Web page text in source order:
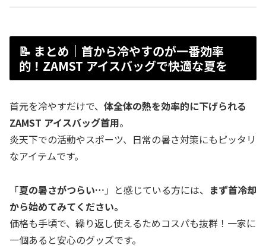
📝 まとめ｜首から冷やすのが一番効率
的！ZAMST アイスバッグで快適な夏を
首元を冷やすだけで、 体全体の熱を効率的に下げられる
ZAMST アイスバッグ首用。
炎天下での活動やスポーツ、日常の暑さ対策にもピッタリ
なアイテムです。
「夏の暑さがつらい… 」と感じている方には、 まず首冷却
から始めてみてください。
価格も手頃で、繰り返し使えるためコスパも抜群！一家に
一個あると安心のグッズです。